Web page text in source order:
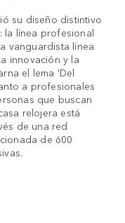
su diseño distintivo
la línea profesional
vanguardista línea
innovación y la
el lema 'Del
a profesionales
que buscan
relojera está
de una red
de 600